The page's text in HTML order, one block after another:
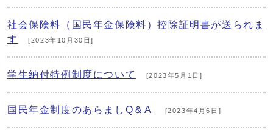
社会保険料（国民年金保険料）控除証明書が送られま
す
[2023年10月30日]
学生納付特例制度について [2023年5月1日]
国民年金制度のあらましQ＆A [2023年4月6日]